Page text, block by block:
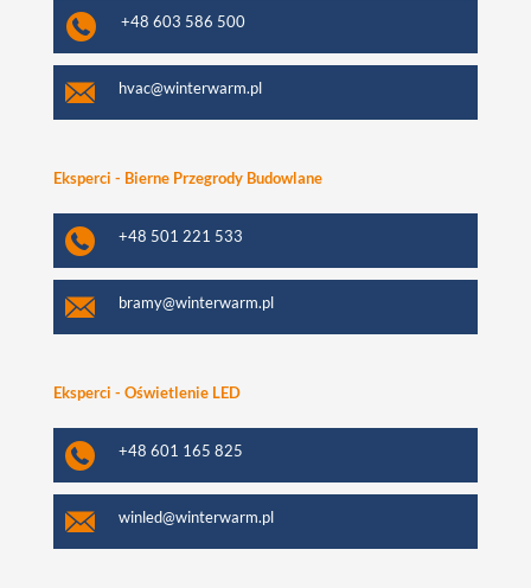
+48 603 586 500
hvac@winterwarm.pl
Eksperci - Bierne Przegrody Budowlane
+48 501 221 533
bramy@winterwarm.pl
Eksperci - Oświetlenie LED
+48 601 165 825
winled@winterwarm.pl